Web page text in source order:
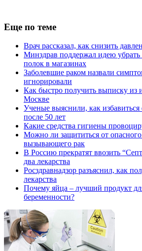
Еще по теме
Врач рассказал, как снизить
Минздрав поддержал идею убрать
полок в магазинах
Заболевшие раком назвали
игнорировали
Как быстро получить выписку из
Москве
Ученые выяснили, как
после 50 лет
Какие средства гигиены
Можно ли защититься от опасного
вызывающего рак
В Россию прекратят ввозить
два лекарства
Росздравнадзор разъяснил, как
лекарства
Почему яйца – лучший продукт
беременности?